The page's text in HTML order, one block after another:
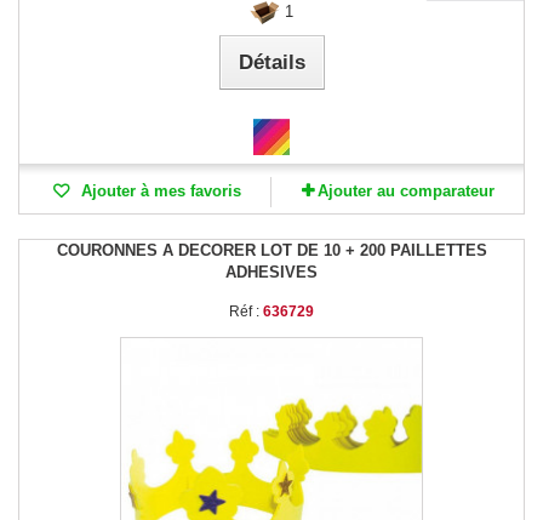
1
Détails
Ajouter à mes favoris Ajouter au comparateur
COURONNES A DECORER LOT DE 10 + 200 PAILLETTES
ADHESIVES
Réf : 636729